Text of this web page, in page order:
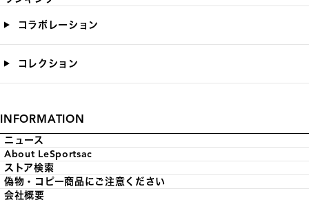
コラボレーション
コレクション
INFORMATION
ニュース
About LeSportsac
ストア検索
偽物・コピー商品にご注意ください
会社概要